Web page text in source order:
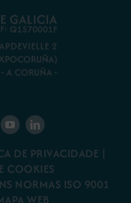
DE PRIVACIDADE |
COOKIES
NORMAS ISO 9001